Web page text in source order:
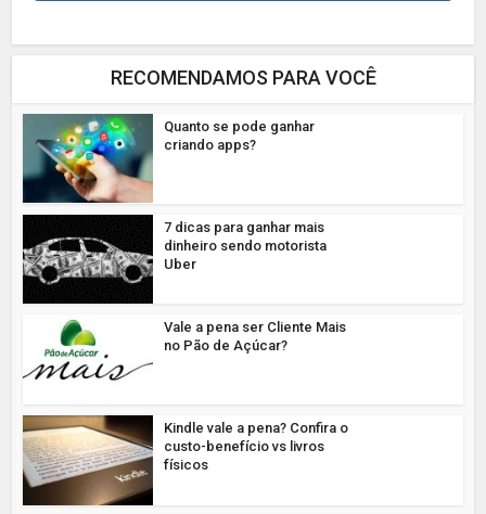
RECOMENDAMOS PARA VOCÊ
Quanto se pode ganhar
criando apps?
7 dicas para ganhar mais
dinheiro sendo motorista
Uber
Vale a pena ser Cliente Mais
no Pão de Açúcar?
Kindle vale a pena? Confira o
custo-benefício vs livros
físicos